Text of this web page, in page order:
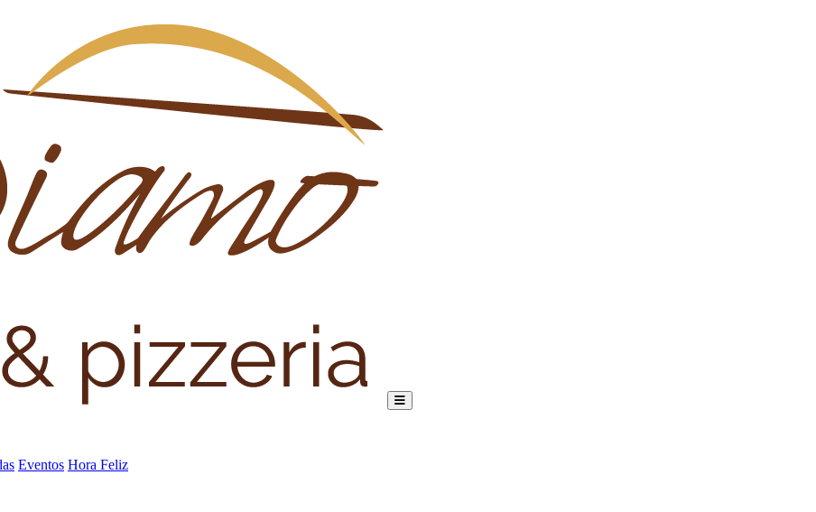
Eventos Hora Feliz